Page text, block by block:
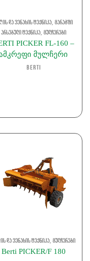
და ვენახის ტექნიკა, მარაგში
არსებული ტექნიკა, მულჩერები
PICKER FL-160 –
მულჩერი
Berti
და ვენახის ტექნიკა, მულჩერები
Berti PICKER/F 180